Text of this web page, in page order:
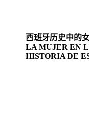
西班牙历史中的
LA MUJER EN
HISTORIA DE